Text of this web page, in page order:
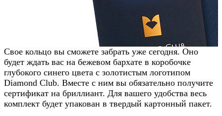
Свое кольцо вы сможете забрать уже сегодня. Оно
будет ждать вас на бежевом бархате в коробочке
глубокого синего цвета с золотистым логотипом
Diamond Club. Вместе с ним вы обязательно получите
сертификат на бриллиант. Для вашего удобства весь
комплект будет упакован в твердый картонный пакет.